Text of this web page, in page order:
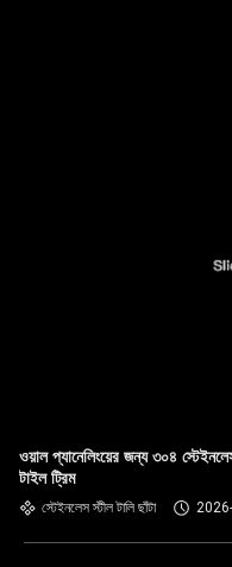
ওয়াল প্যানেলিংয়ের জন্য ৩০৪
টাইল ট্রিম
স্টেইনলেস স্টীল টালি ছাঁটা